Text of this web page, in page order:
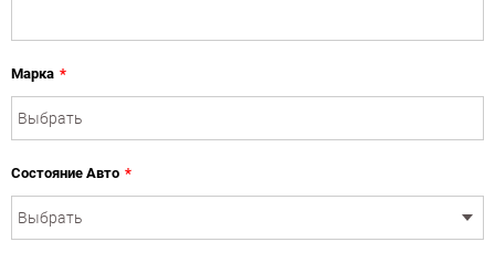
Марка *
Состояние Авто *